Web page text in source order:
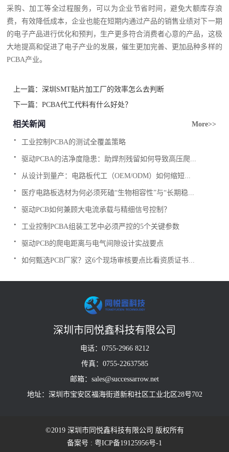
采购、加工等全过程服务，可以为企业节省时间，避免大额库存浪
费，有效降低成本，企业也能在短期内通过产品的销售业绩对下一期
的电子产品进行优化和预判，生产更多符合消费者心意的产品，这极
大地提高和促进了电子产业的发展，催生更加完善、更加品种多样的
PCBA产业。
上一篇：深圳SMT贴片加工厂的效率怎么去判断
下一篇：PCBA代工代料有什么好处？
相关新闻 More>>
工业控制PCBA的测试全覆盖策略
.
驱动PCBA的洁净度隐患：助焊剂残留如何导致高压爬...
.
从设计到量产：电路板代工（OEM/ODM）如何缩短...
.
医疗电路板选材为何必须死磕“生物相容性”与“长期稳...
.
驱动PCB如何兼顾大电流承载与精细信号控制？
.
工业控制PCBA组装工艺中必须严控的5个关键参数
.
驱动PCB的爬电距离与电气间隙设计实战要点
.
如何甄选PCB厂家？这6个现场审核要点比看资质证书...
.
深圳市同悦鑫科技有限公司
电话：0755-2966 8212
传真：0755-22637585
邮箱：sales@successarrow.net
地址：深圳市宝安区福海街道新和社区工业北区28号702
©2019 深圳市同悦鑫科技有限公司 版权所有
备案号 : 粤ICP备19125956号-1